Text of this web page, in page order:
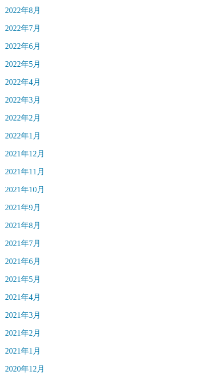
2022年8月
2022年7月
2022年6月
2022年5月
2022年4月
2022年3月
2022年2月
2022年1月
2021年12月
2021年11月
2021年10月
2021年9月
2021年8月
2021年7月
2021年6月
2021年5月
2021年4月
2021年3月
2021年2月
2021年1月
2020年12月